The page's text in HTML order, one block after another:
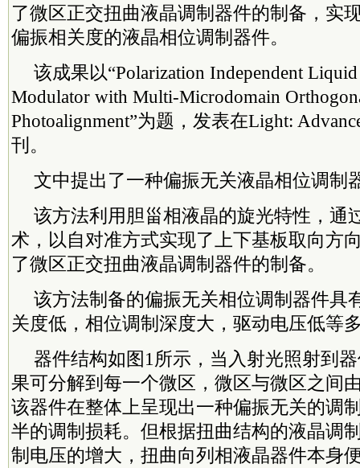
了微区正交扭曲液晶调制器件的制备，实
偏振相关度的液晶相位调制器件。
该成果以“Polarization Independent Liquid
Modulator with Multi-Microdomain
Photoalignment”为题，发表在Light:
刊。
文中提出了一种偏振无关液晶相位调制
该方法利用胆甾相液晶的旋光特性，通
术，以自对准方式实现了上下基板取向方
了微区正交扭曲液晶调制器件的制备。
该方法制备的偏振无关相位调制器件具
关度低，相位调制深度大，驱动电压低等
器件结构如图1所示，当入射光照射到
果可分解到每一个微区，微区与微区之间
该器件在整体上呈现出一种偏振无关的调
半的调制损耗。但根据扭曲结构的液晶调
制电压的增大，扭曲向列相液晶器件本身